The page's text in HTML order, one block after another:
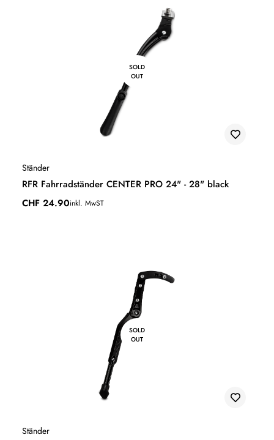
SOLD
OUT
Ständer
RFR Fahrradständer CENTER PRO 24" - 28" black
CHF 24.90inkl. MwST
SOLD
OUT
Ständer